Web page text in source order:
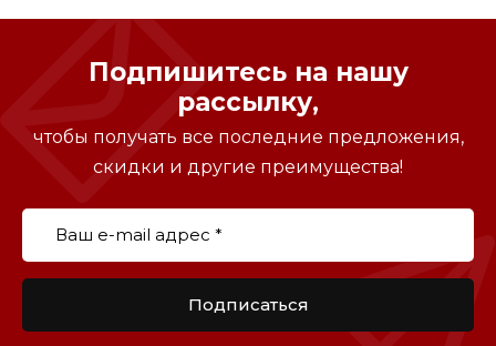
Подпишитесь на нашу
рассылку,
чтобы получать все последние предложения,
скидки и другие преимущества!
Подписаться